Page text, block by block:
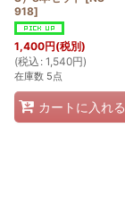
918]
1,400円(税別)
(税込 : 1,540円)
在庫数 5点
カートに入れる